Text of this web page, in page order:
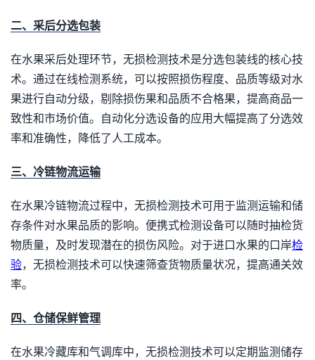
二、采后分选包装
在水果采后处理环节，无损检测技术是分选包装线的核心技
术。通过在线检测系统，可以按照损伤程度、品质等级对水
果进行自动分级，剔除损伤果和品质不合格果，提高商品一
致性和市场价值。自动化分选设备的应用大幅提高了分选效
率和准确性，降低了人工成本。
三、冷链物流运输
在水果冷链物流过程中，无损检测技术可用于监测运输和储
存条件对水果品质的影响。便携式检测设备可以随时抽检货
物质量，及时发现潜在的损伤风险。对于进口水果的口岸检
验，无损检测技术可以快速筛查货物质量状况，提高通关效
率。
四、仓储保鲜管理
在水果冷藏库和气调库中，无损检测技术可以定期监测储存